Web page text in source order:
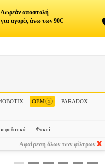
Δωρεάν αποστολή
για αγορές άνω των 90€
OEM x
PARADOX
Φακοί
Αφαίρεση όλων των φίλτρων